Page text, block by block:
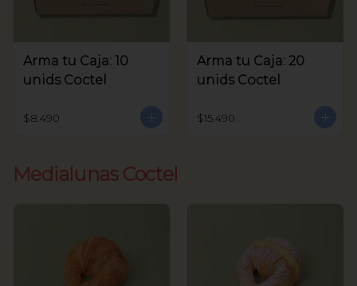
Arma tu Caja: 10
unids Coctel
$8.490
Arma tu Caja: 20
unids Coctel
$15.490
Medialunas Coctel